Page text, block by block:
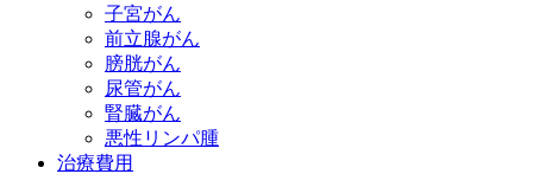
子宮がん
前立腺がん
膀胱がん
尿管がん
腎臓がん
悪性リンパ腫
治療費用